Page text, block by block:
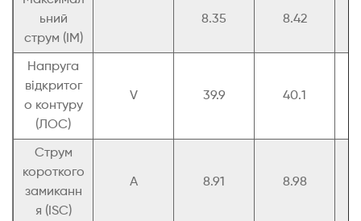
ьний
струм (ІМ)
8.35 8.42
Напруга
відкритог
о контуру
(ЛОС)
V 39.9 40.1
Струм
короткого
замиканн
я (ISC)
A 8.91 8.98